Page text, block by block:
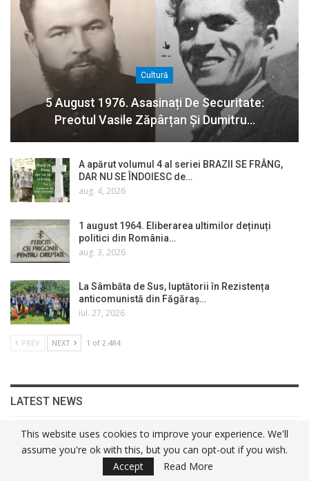
Cultură
5 August 1976. Asasinați De Securitate:
Preotul Vasile Zăpârțan Și Dumitru…
A apărut volumul 4 al seriei BRAZII SE FRÂNG,
DAR NU SE ÎNDOIESC de…
aug. 4, 2026
1 august 1964. Eliberarea ultimilor deținuți
politici din România…
aug. 3, 2026
La Sâmbăta de Sus, luptătorii în Rezistența
anticomunistă din Făgăraș…
iul. 27, 2026
PREV NEXT 1 of 2.484
LATEST NEWS
Cultură
5 August 1976. Asasinați De Securitate: Preotul Vasile…
This website uses cookies to improve your experience. We'll
assume you're ok with this, but you can opt-out if you wish.
Accept
Read More